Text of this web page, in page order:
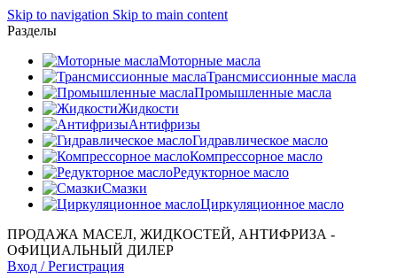
Skip to navigation Skip to main content
Разделы
Моторные масла
Трансмиссионные масла
Промышленные масла
Жидкости
Антифризы
Гидравлическое масло
Компрессорное масло
Редукторное масло
Смазки
Циркуляционное масло
ПРОДАЖА МАСЕЛ, ЖИДКОСТЕЙ, АНТИФРИЗА -
ОФИЦИАЛЬНЫЙ ДИЛЕР
Вход / Регистрация